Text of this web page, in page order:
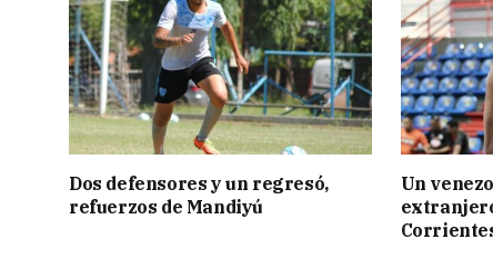
Dos defensores y un regresó,
refuerzos de Mandiyú
Un